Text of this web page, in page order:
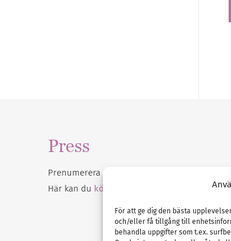
För att ge dig den bästa
och/eller få tillgång till
behandla uppgifter som t.ex.
Press
Prenumerera på vårt
Här kan du köpa Bröllopsmagasinet